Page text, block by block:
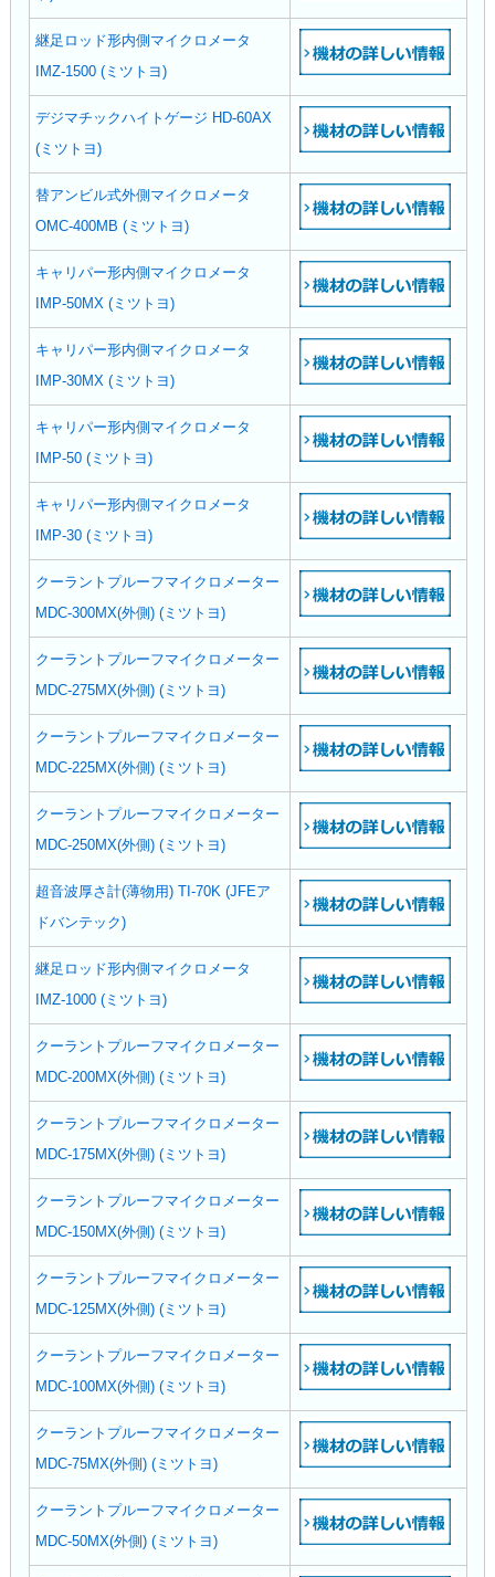
継足ロッド形内側マイクロメータ
IMZ-1500 (ミツトヨ)
デジマチックハイトゲージ HD-60AX
(ミツトヨ)
替アンビル式外側マイクロメータ
OMC-400MB (ミツトヨ)
キャリパー形内側マイクロメータ
IMP-50MX (ミツトヨ)
キャリパー形内側マイクロメータ
IMP-30MX (ミツトヨ)
キャリパー形内側マイクロメータ
IMP-50 (ミツトヨ)
キャリパー形内側マイクロメータ
IMP-30 (ミツトヨ)
クーラントプルーフマイクロメーター
MDC-300MX(外側) (ミツトヨ)
クーラントプルーフマイクロメーター
MDC-275MX(外側) (ミツトヨ)
クーラントプルーフマイクロメーター
MDC-225MX(外側) (ミツトヨ)
クーラントプルーフマイクロメーター
MDC-250MX(外側) (ミツトヨ)
超音波厚さ計(薄物用) TI-70K (JFEア
ドバンテック)
継足ロッド形内側マイクロメータ
IMZ-1000 (ミツトヨ)
クーラントプルーフマイクロメーター
MDC-200MX(外側) (ミツトヨ)
クーラントプルーフマイクロメーター
MDC-175MX(外側) (ミツトヨ)
クーラントプルーフマイクロメーター
MDC-150MX(外側) (ミツトヨ)
クーラントプルーフマイクロメーター
MDC-125MX(外側) (ミツトヨ)
クーラントプルーフマイクロメーター
MDC-100MX(外側) (ミツトヨ)
クーラントプルーフマイクロメーター
MDC-75MX(外側) (ミツトヨ)
クーラントプルーフマイクロメーター
MDC-50MX(外側) (ミツトヨ)